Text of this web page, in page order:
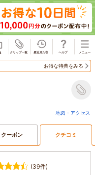
お得な特典をみる
地図・アクセス
クーポン クチコミ
(39件)